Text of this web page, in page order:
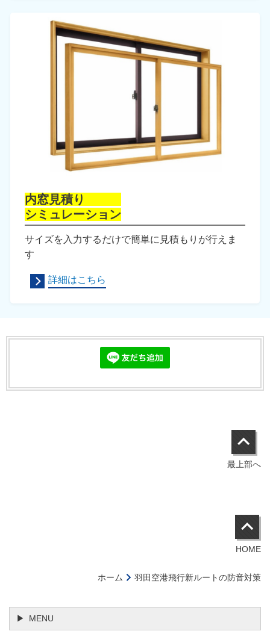
内窓見積り
シミュレーション
サイズを入力するだけで簡単に見積もりが行えま
す
詳細はこちら
最上部へ
HOME
ホーム 羽田空港飛行新ルートの防音対策
MENU